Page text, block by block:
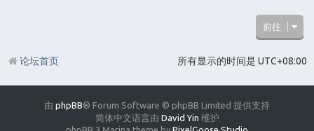
前往
所有显示的时间是 UTC+08:00
论坛首页
由 phpBB® Forum Software © phpBB Limited 提供支持
简体中文语言由 David Yin 维护